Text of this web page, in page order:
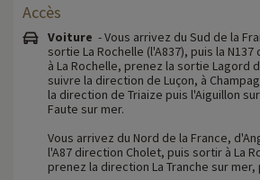
Accès
Voiture - Vous arrivez du Sud de la
sortie La Rochelle (l'A837), puis la
à La Rochelle, prenez la sortie Lagord
suivre la direction de Luçon, à
la direction de Triaize puis l'Aiguillon
Faute sur mer.
Vous arrivez du Nord de la France,
l'A87 direction Cholet, puis sortir à La
prenez la direction La Tranche sur mer,